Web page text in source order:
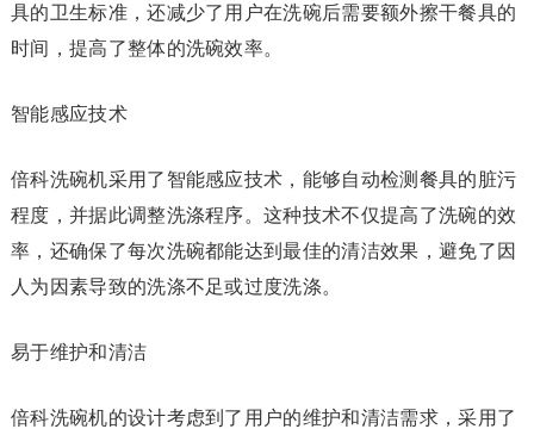
具的卫生标准，还减少了用户在洗碗后需要额外擦干餐具的
时间，提高了整体的洗碗效率。
智能感应技术
倍科洗碗机采用了智能感应技术，能够自动检测餐具的脏污
程度，并据此调整洗涤程序。这种技术不仅提高了洗碗的效
率，还确保了每次洗碗都能达到最佳的清洁效果，避免了因
人为因素导致的洗涤不足或过度洗涤。
易于维护和清洁
倍科洗碗机的设计考虑到了用户的维护和清洁需求，采用了